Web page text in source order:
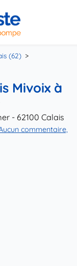
(62)
Mivoix à
- 62100 Calais
commentaire,